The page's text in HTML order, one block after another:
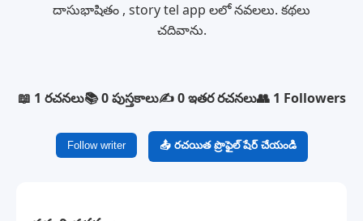
దాసుభాషితం , story tel app లలో నవలలు. కథలు
చదివాను.
📖 1 రచనలు📚 0 పుస్తకాలు✍️ 0 ఇతర రచనలు👥 1 Followers
Follow writer 📤 రచయిత ప్రొఫైల్ షేర్ చేయండి